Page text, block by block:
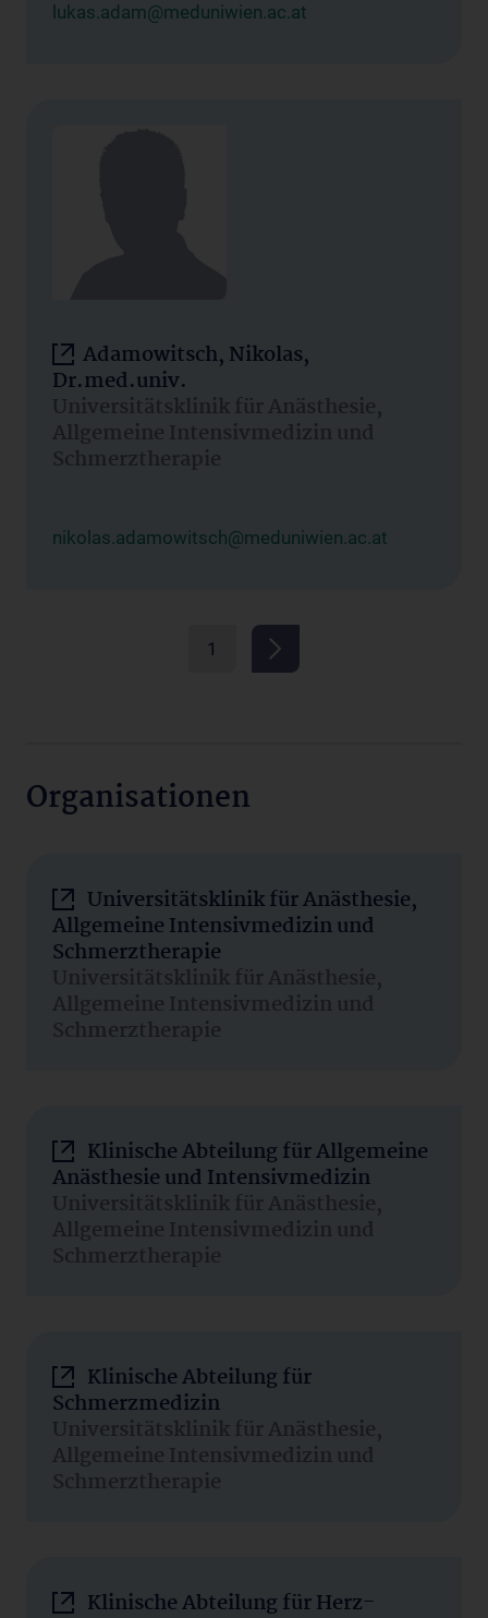
lukas.adam@meduniwien.ac.at
Adamowitsch, Nikolas,
Dr.med.univ.
Universitätsklinik für Anästhesie,
Allgemeine Intensivmedizin und
Schmerztherapie
nikolas.adamowitsch@meduniwien.ac.at
1
Organisationen
Universitätsklinik für Anästhesie,
Allgemeine Intensivmedizin und
Schmerztherapie
Universitätsklinik für Anästhesie,
Allgemeine Intensivmedizin und
Schmerztherapie
Klinische Abteilung für Allgemeine
Anästhesie und Intensivmedizin
Universitätsklinik für Anästhesie,
Allgemeine Intensivmedizin und
Schmerztherapie
Klinische Abteilung für
Schmerzmedizin
Universitätsklinik für Anästhesie,
Allgemeine Intensivmedizin und
Schmerztherapie
Klinische Abteilung für Herz-